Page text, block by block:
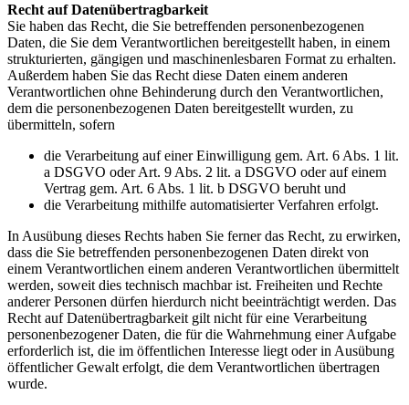
Recht auf Datenübertragbarkeit
Sie haben das Recht, die Sie betreffenden personenbezogenen
Daten, die Sie dem Verantwortlichen bereitgestellt haben, in einem
strukturierten, gängigen und maschinenlesbaren Format zu erhalten.
Außerdem haben Sie das Recht diese Daten einem anderen
Verantwortlichen ohne Behinderung durch den Verantwortlichen,
dem die personenbezogenen Daten bereitgestellt wurden, zu
übermitteln, sofern
die Verarbeitung auf einer Einwilligung gem. Art. 6 Abs. 1 lit.
a DSGVO oder Art. 9 Abs. 2 lit. a DSGVO oder auf einem
Vertrag gem. Art. 6 Abs. 1 lit. b DSGVO beruht und
die Verarbeitung mithilfe automatisierter Verfahren erfolgt.
In Ausübung dieses Rechts haben Sie ferner das Recht, zu erwirken,
dass die Sie betreffenden personenbezogenen Daten direkt von
einem Verantwortlichen einem anderen Verantwortlichen übermittelt
werden, soweit dies technisch machbar ist. Freiheiten und Rechte
anderer Personen dürfen hierdurch nicht beeinträchtigt werden. Das
Recht auf Datenübertragbarkeit gilt nicht für eine Verarbeitung
personenbezogener Daten, die für die Wahrnehmung einer Aufgabe
erforderlich ist, die im öffentlichen Interesse liegt oder in Ausübung
öffentlicher Gewalt erfolgt, die dem Verantwortlichen übertragen
wurde.